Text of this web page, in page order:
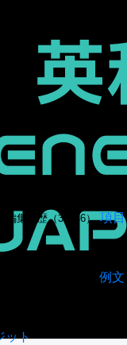
編集履歴（34946） 項目
例文
ット